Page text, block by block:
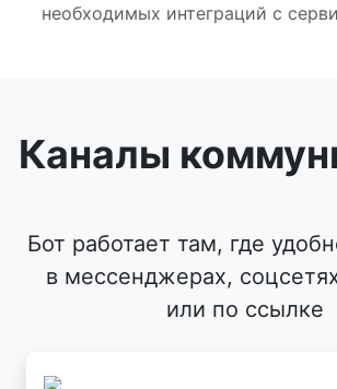
необходимых интеграций с
Каналы
Бот работает там, где
в мессенджерах,
или по ссылке